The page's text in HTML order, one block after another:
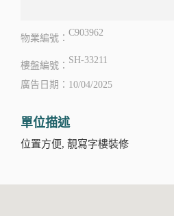
物業編號：
C903962
樓盤編號：
SH-33211
廣告日期：10/04/2025
單位描述
位置方便, 靚寫字樓裝修